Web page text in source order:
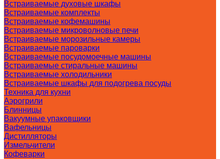
Встраиваемые духовые шкафы
Встраиваемые комплекты
Встраиваемые кофемашины
Встраиваемые микроволновые печи
Встраиваемые морозильные камеры
Встраиваемые пароварки
Встраиваемые посудомоечные машины
Встраиваемые стиральные машины
Встраиваемые холодильники
Встраиваемые шкафы для подогрева посуды
Техника для кухни
Аэрогрили
Блинницы
Вакуумные упаковщики
Вафельницы
Дистилляторы
Измельчители
Кофеварки